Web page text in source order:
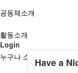
공동체소개
활동소개
누구나 소개 및 대관신청
Login
Have a